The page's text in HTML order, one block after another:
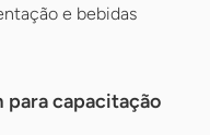
e bebidas
para capacitação